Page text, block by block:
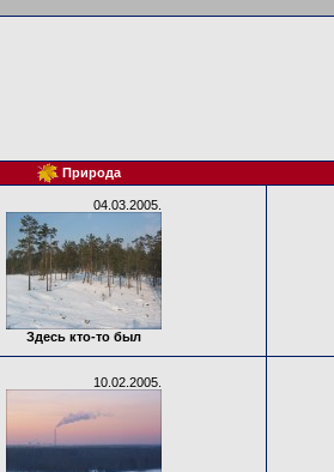
Природа
04.03.2005.
Здесь кто-то был
10.02.2005.